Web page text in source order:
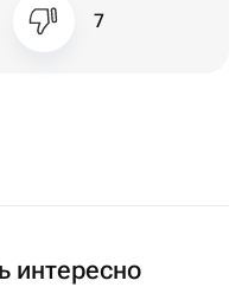
7
интересно